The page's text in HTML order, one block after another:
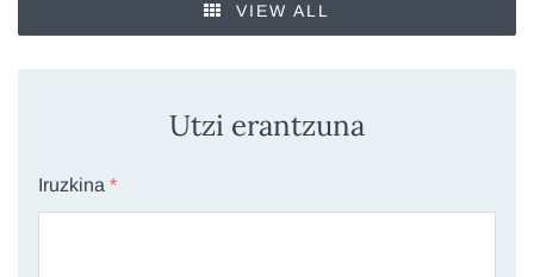
VIEW ALL
Utzi erantzuna
Iruzkina *